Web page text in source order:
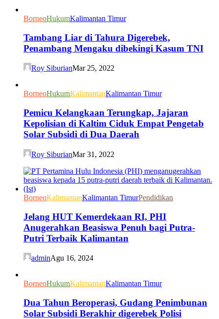
BorneoHukumKalimantan Timur
Tambang Liar di Tahura Digerebek,
Penambang Mengaku dibekingi Kasum TNI
Roy SiburianMar 25, 2022
BorneoHukumKalimantanKalimantan Timur
Pemicu Kelangkaan Terungkap, Jajaran
Kepolisian di Kaltim Ciduk Empat Pengetab
Solar Subsidi di Dua Daerah
Roy SiburianMar 31, 2022
BorneoKalimantanKalimantan TimurPendidikan
Jelang HUT Kemerdekaan RI, PHI
Anugerahkan Beasiswa Penuh bagi Putra-
Putri Terbaik Kalimantan
adminAgu 16, 2024
BorneoHukumKalimantanKalimantan Timur
Dua Tahun Beroperasi, Gudang Penimbunan
Solar Subsidi Berakhir digerebek Polisi